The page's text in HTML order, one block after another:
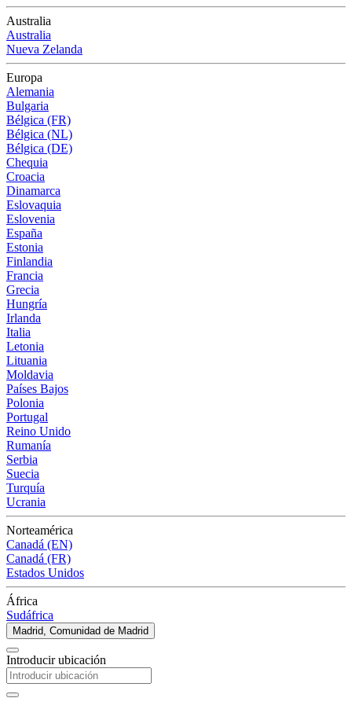
Australia
Australia
Nueva Zelanda
Europa
Alemania
Bulgaria
Bélgica (FR)
Bélgica (NL)
Bélgica (DE)
Chequia
Croacia
Dinamarca
Eslovaquia
Eslovenia
España
Estonia
Finlandia
Francia
Grecia
Hungría
Irlanda
Italia
Letonia
Lituania
Moldavia
Países Bajos
Polonia
Portugal
Reino Unido
Rumanía
Serbia
Suecia
Turquía
Ucrania
Norteamérica
Canadá (EN)
Canadá (FR)
Estados Unidos
África
Sudáfrica
Madrid, Comunidad de Madrid
Introducir ubicación